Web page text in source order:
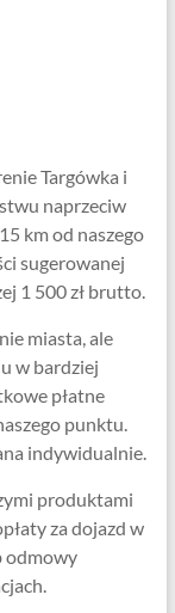
Targówka i
naprzeciw
km od naszego
sugerowanej
1 500 zł brutto.
miasta, ale
w bardziej
płatne
punktu.
indywidualnie.
produktami
za dojazd w
odmowy